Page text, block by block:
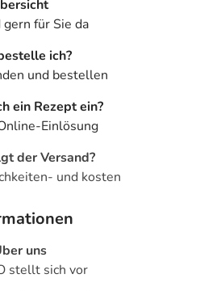
für Sie da
ich?
und bestellen
ein Rezept ein?
Einlösung
der Versand?
und kosten
uns
stellt sich vor